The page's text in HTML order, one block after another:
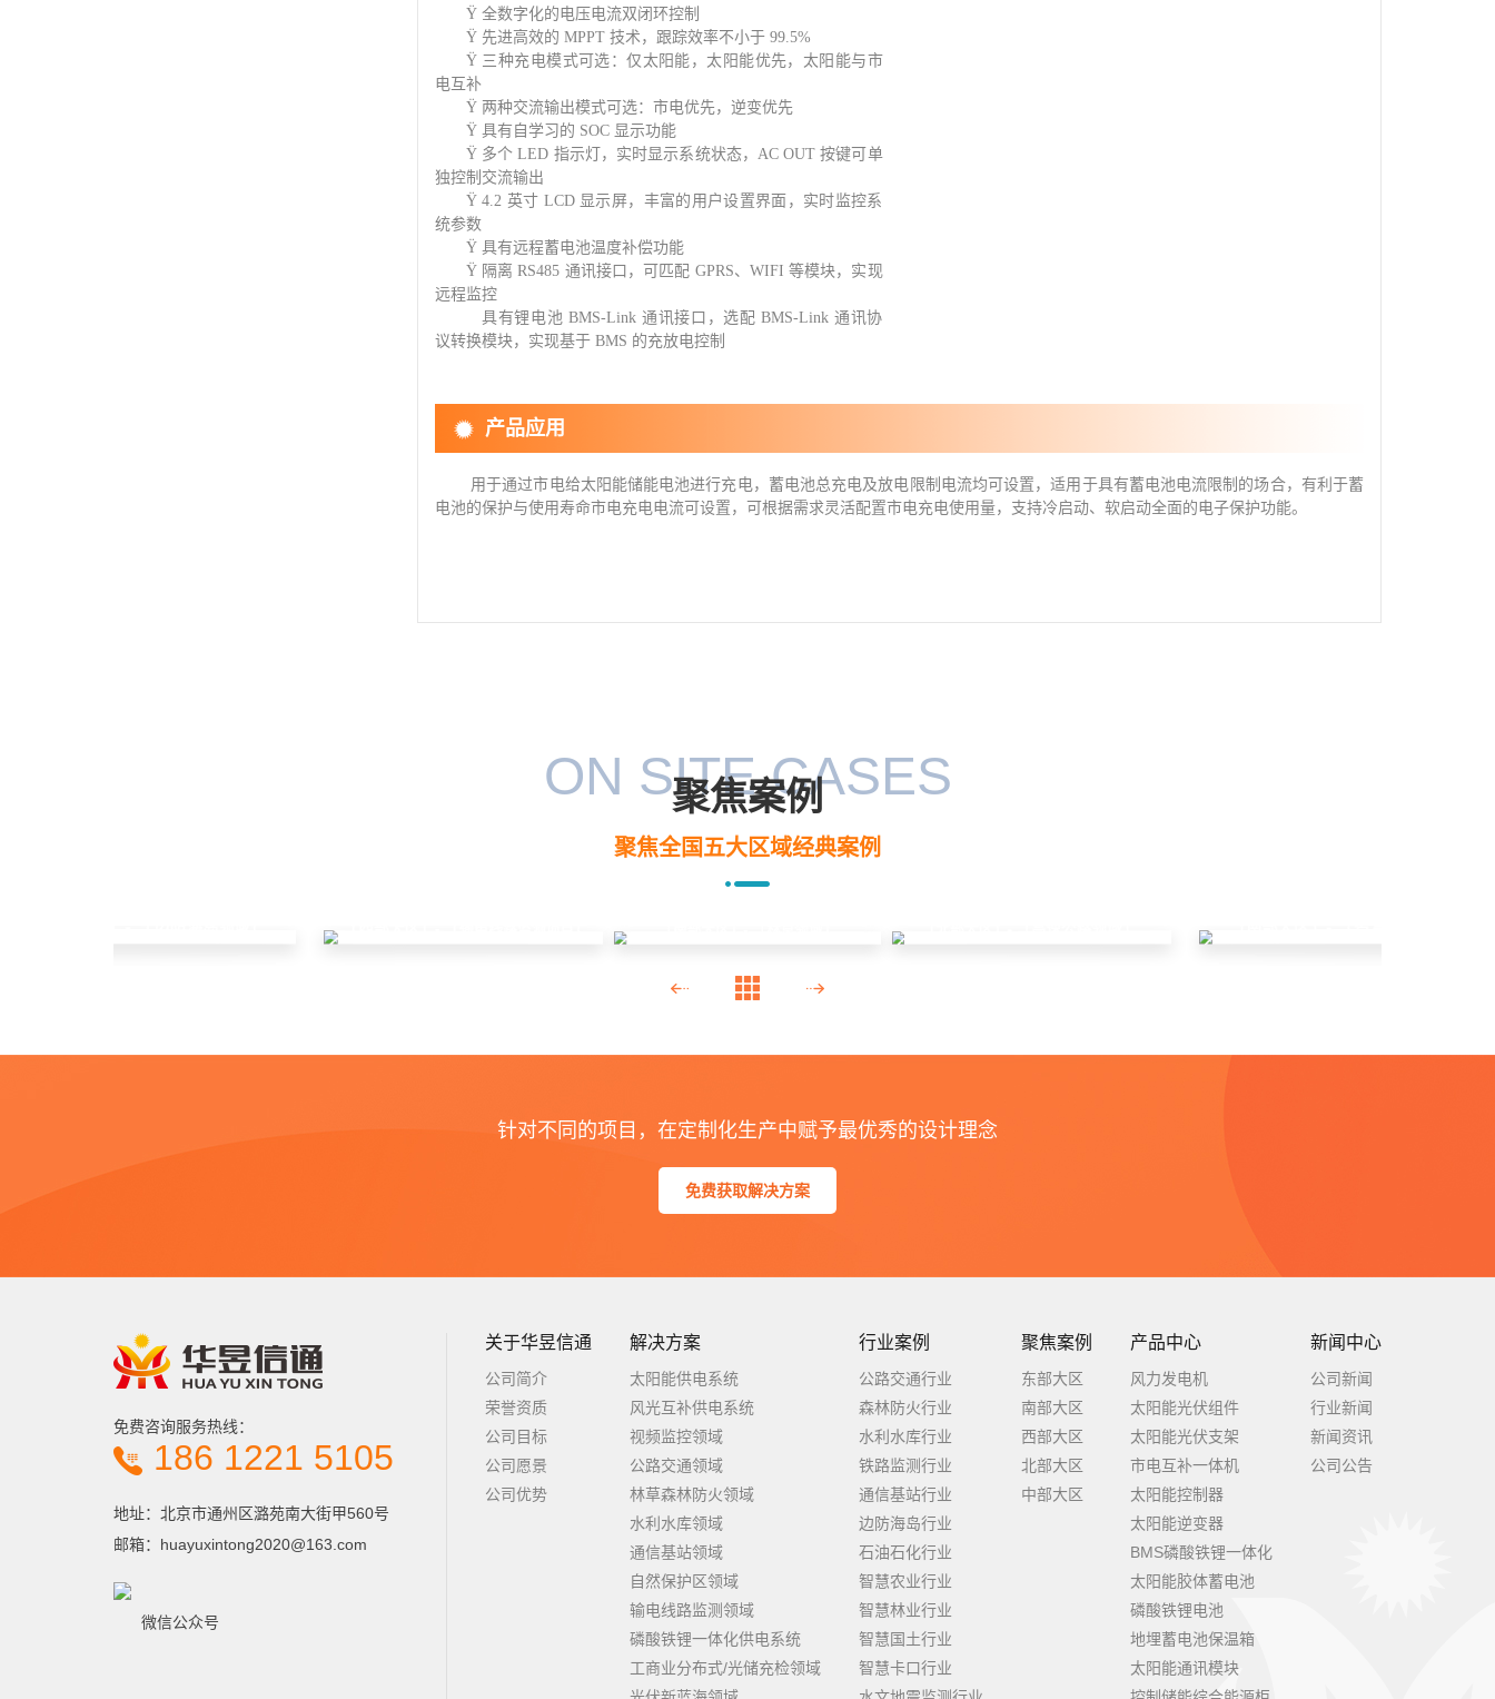
Ÿ 全数字化的电压电流双闭环控制
Ÿ 先进高效的 MPPT 技术，跟踪效率不小于 99.5%
Ÿ 三种充电模式可选：仅太阳能，太阳能优先，太阳能与市
电互补
Ÿ 两种交流输出模式可选：市电优先，逆变优先
Ÿ 具有自学习的 SOC 显示功能
Ÿ 多个 LED 指示灯，实时显示系统状态，AC OUT 按键可单
独控制交流输出
Ÿ 4.2 英寸 LCD 显示屏，丰富的用户设置界面，实时监控系
统参数
Ÿ 具有远程蓄电池温度补偿功能
Ÿ 隔离 RS485 通讯接口，可匹配 GPRS、WIFI 等模块，实现
远程监控
具有锂电池 BMS-Link 通讯接口，选配 BMS-Link 通讯协
议转换模块，实现基于 BMS 的充放电控制
产品应用
用于通过市电给太阳能储能电池进行充电， 蓄电池总充电及放电限制电流均可设置，适用于具有蓄电池电流限制的场合，有利于蓄
电池的保护与使用寿命市电充电电流可设置，可根据需求灵活配置市电充电使用量，支持冷启动、软启动全面的电子保护功能。
ON SITE CASES
聚焦案例
聚焦全国五大区域经典案例
针对不同的项目，在定制化生产中赋予最优秀的设计理念
免费获取解决方案
免费咨询服务热线：
186 1221 5105
地址：北京市通州区潞苑南大街甲560号
邮箱：huayuxintong2020@163.com
微信公众号
关于华昱信通
公司简介
荣誉资质
公司目标
公司愿景
公司优势
解决方案
太阳能供电系统
风光互补供电系统
视频监控领域
公路交通领域
林草森林防火领域
水利水库领域
通信基站领域
自然保护区领域
输电线路监测领域
磷酸铁锂一体化供电系统
工商业分布式/光储充检领域
行业案例
公路交通行业
森林防火行业
水利水库行业
铁路监测行业
通信基站行业
边防海岛行业
石油石化行业
智慧农业行业
智慧林业行业
智慧国土行业
智慧卡口行业
聚焦案例
东部大区
南部大区
西部大区
北部大区
中部大区
产品中心
风力发电机
太阳能光伏组件
太阳能光伏支架
市电互补一体机
太阳能控制器
太阳能逆变器
BMS磷酸铁锂一体化
太阳能胶体蓄电池
磷酸铁锂电池
地埋蓄电池保温箱
太阳能通讯模块
新闻中心
公司新闻
行业新闻
新闻资讯
公司公告